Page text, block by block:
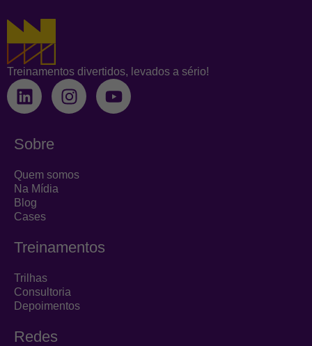
Treinamentos divertidos, levados a sério!
L
i
n
k
e
d
i
n
I
n
s
g
Y
o
u
Sobre
Quem somos
Na Mídia
Blog
Cases
Treinamentos
Trilhas
Consultoria
Depoimentos
Redes